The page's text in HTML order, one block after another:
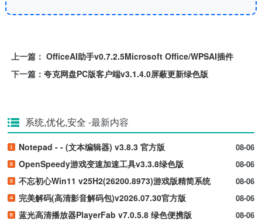
上一篇： OfficeAI助手v0.7.2.5Microsoft Office/WPSAI插件
下一篇： 夸克网盘PC版客户端v3.1.4.0屏蔽更新绿色版
系统,优化,安全 -最新内容
08-06
Notepad - - (文本编辑器) v3.8.3 官方版
08-06
OpenSpeedy游戏变速加速工具v3.3.8绿色版
08-06
不忘初心Win11 v25H2(26200.8973)游戏版精简系统
08-06
完美解码(高清影音解码包)v2026.07.30官方版
08-06
蓝光高清播放器PlayerFab v7.0.5.8 绿色便携版